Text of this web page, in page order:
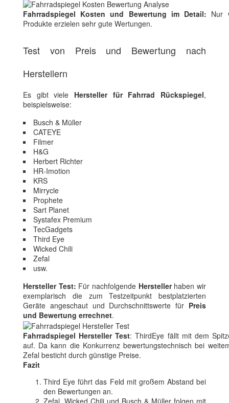
Fahrradspiegel Kosten und Bewertung im Detail: Nur
Produkte erzielen sehr gute Wertungen.
Test von Preis und Bewertung nach
Herstellern
Es gibt viele Hersteller für Fahrrad Rückspiegel,
beispielsweise:
Busch & Müller
CATEYE
Filmer
H&G
Herbert Richter
HR-Imotion
KRS
Mirrycle
Prophete
Sart Planet
Systafex Premium
TecGadgets
Third Eye
Wicked Chili
Zefal
usw.
Hersteller Test: Für nachfolgende Hersteller haben wir
exemplarisch die zum Testzeitpunkt bestplatzierten
Geräte angeschaut und Durchschnittswerte für Preis
und Bewertung errechnet.
Fahrradspiegel Hersteller Test: ThirdEye fällt mit dem
auf. Da kann die Konkurrenz bewertungstechnisch bei
Zefal besticht durch günstige Preise.
Fazit
Third Eye führt das Feld mit großem Abstand bei
den Bewertungen an.